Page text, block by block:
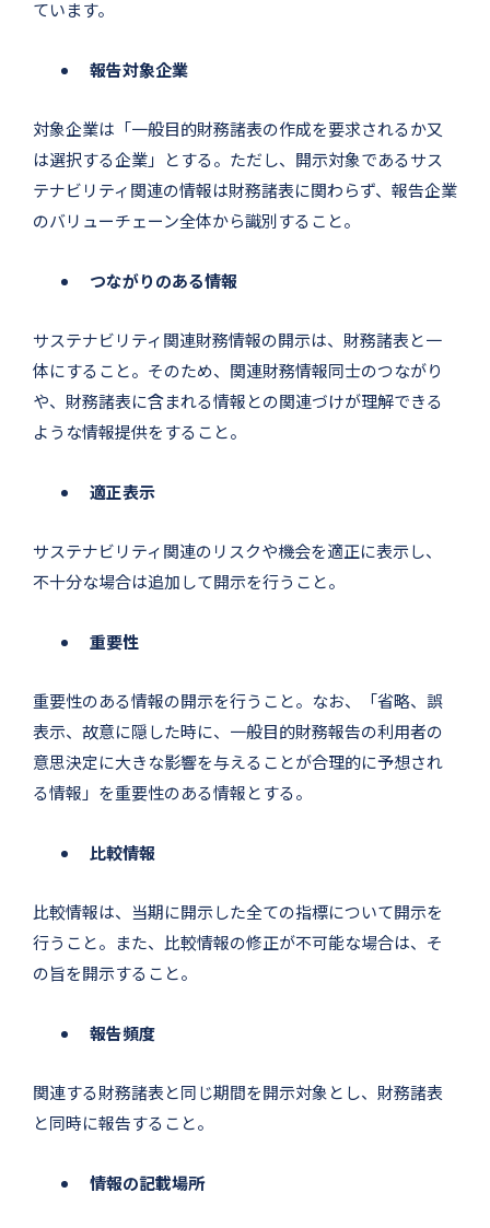
ています。
報告対象企業
対象企業は「一般目的財務諸表の作成を要求されるか又
は選択する企業」とする。ただし、開示対象であるサス
テナビリティ関連の情報は財務諸表に関わらず、報告企業
のバリューチェーン全体から識別すること。
つながりのある情報
サステナビリティ関連財務情報の開示は、財務諸表と一
体にすること。そのため、関連財務情報同士のつながり
や、財務諸表に含まれる情報との関連づけが理解できる
ような情報提供をすること。
適正表示
サステナビリティ関連のリスクや機会を適正に表示し、
不十分な場合は追加して開示を行うこと。
重要性
重要性のある情報の開示を行うこと。なお、「省略、誤
表示、故意に隠した時に、一般目的財務報告の利用者の
意思決定に大きな影響を与えることが合理的に予想され
る情報」を重要性のある情報とする。
比較情報
比較情報は、当期に開示した全ての指標について開示を
行うこと。また、比較情報の修正が不可能な場合は、そ
の旨を開示すること。
報告頻度
関連する財務諸表と同じ期間を開示対象とし、財務諸表
と同時に報告すること。
情報の記載場所